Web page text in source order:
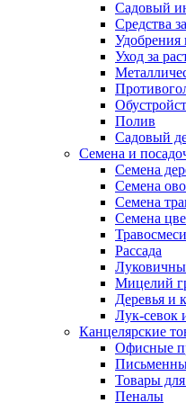
Садовый
Средства
Удобрения
Уход за
Полив
Садовый
Семена и
Семена
Семена
Семена
Семена
Рассада
Мицелий
Деревья и
Лук-севок
Канцелярские
Офисные
Товары для
Пеналы